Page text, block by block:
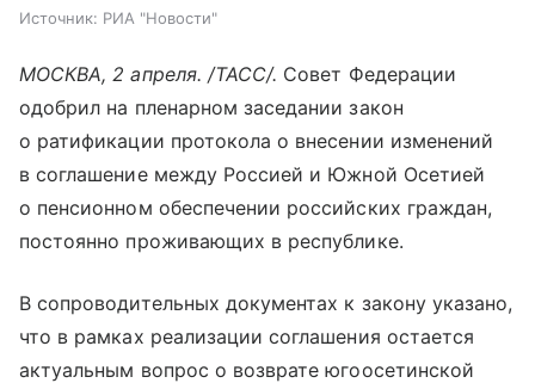
Источник: РИА "Новости"
МОСКВА, 2 апреля. /ТАСС/. Совет Федерации
одобрил на пленарном заседании закон
о ратификации протокола о внесении изменений
в соглашение между Россией и Южной Осетией
о пенсионном обеспечении российских граждан,
постоянно проживающих в республике.
В сопроводительных документах к закону указано,
что в рамках реализации соглашения остается
актуальным вопрос о возврате югоосетинской